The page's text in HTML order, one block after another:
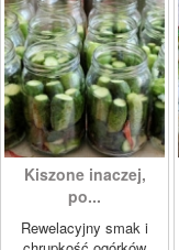
Kiszone inaczej,
po...
Rewelacyjny smak i